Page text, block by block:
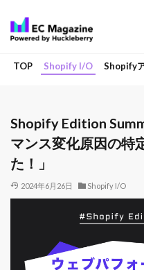
TOP Shopify I/O Shopify
Shopify Edition
マンス変化原因の特
た！」
2024年6月26日 Shopify I/O